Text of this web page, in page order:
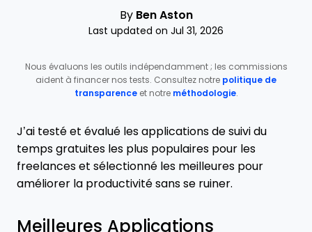
By Ben Aston
Last updated on Jul 31, 2026
Nous évaluons les outils indépendamment ; les commissions
aident à financer nos tests. Consultez notre politique de
transparenceet notre méthodologie.
J’ai testé et évalué les applications de suivi du
temps gratuites les plus populaires pour les
freelances et sélectionné les meilleures pour
améliorer la productivité sans se ruiner.
Meilleures Applications